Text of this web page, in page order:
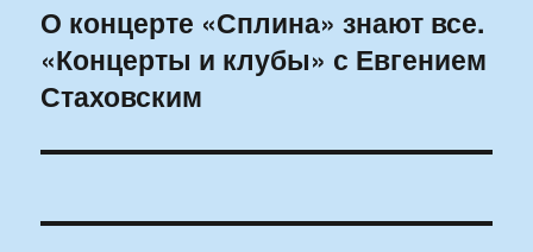
Следующая
запись:
О концерте «Сплина» знают все.
«Концерты и клубы» с Евгением
Стаховским